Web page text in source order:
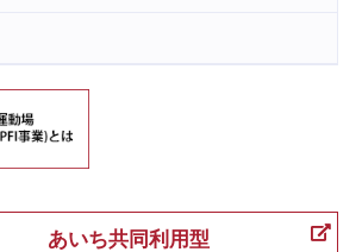
あいち共同利用型